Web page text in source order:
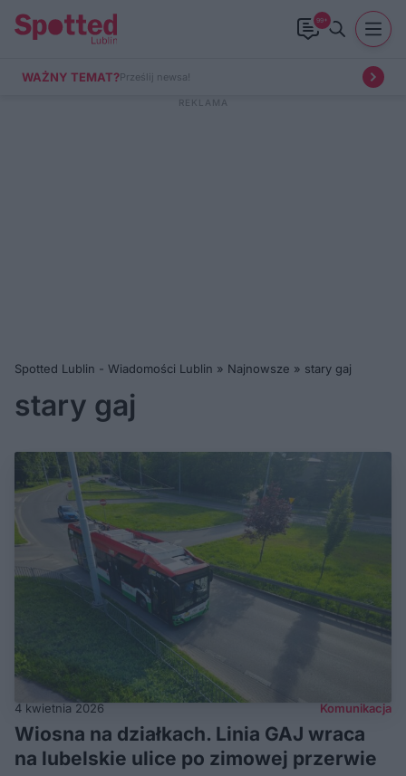
99+
WAŻNY TEMAT?Prześlij newsa!
Spotted Lublin - Wiadomości Lublin » Najnowsze » stary gaj
stary gaj
4 kwietnia 2026 Komunikacja
Wiosna na działkach. Linia GAJ wraca
na lubelskie ulice po zimowej przerwie